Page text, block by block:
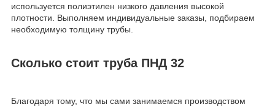
используется полиэтилен низкого давления высокой
плотности. Выполняем индивидуальные заказы, подбираем
необходимую толщину трубы.
Сколько стоит труба ПНД 32
Благодаря тому, что мы сами занимаемся производством